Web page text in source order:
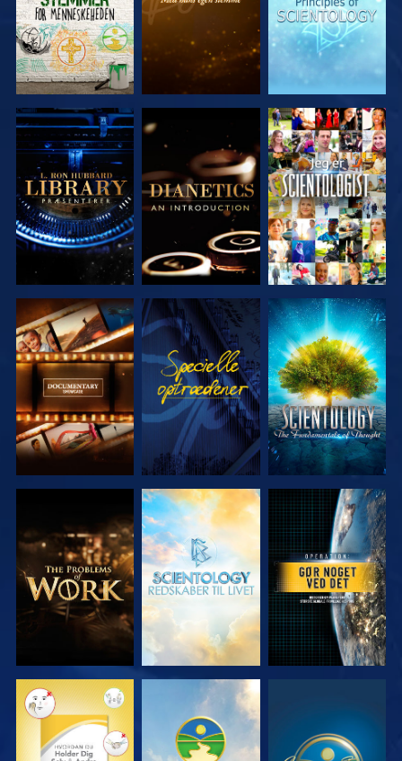
UDFORSK
SERIEN
UDFORSK
SERIEN
SE
UDFORSK
SERIEN
SE
UDFORSK
SERIEN
UDFORSK
SERIEN
UDFORSK
SERIEN
SE
SE SE SE